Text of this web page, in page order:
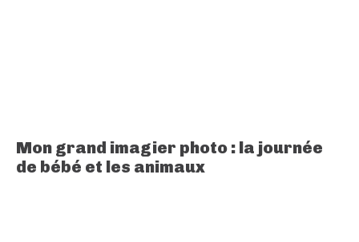
Mon grand imagier photo : la journée
de bébé et les animaux